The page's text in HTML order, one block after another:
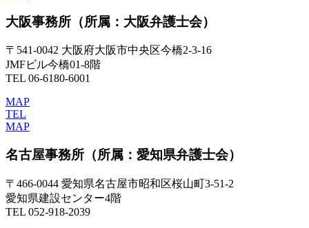
大阪事務所 （所属：大阪弁護士会）
〒541-0042 大阪府大阪市中央区今橋2-3-16
JMFビル今橋01-8階
TEL 06-6180-6001
MAP
TEL
MAP
名古屋事務所 （所属：愛知県弁護士会）
〒466-0044 愛知県名古屋市昭和区桜山町3-51-2
愛知県建設センター4階
TEL 052-918-2039